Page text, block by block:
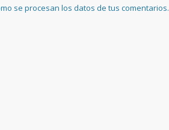
se procesan los datos de tus comentarios.